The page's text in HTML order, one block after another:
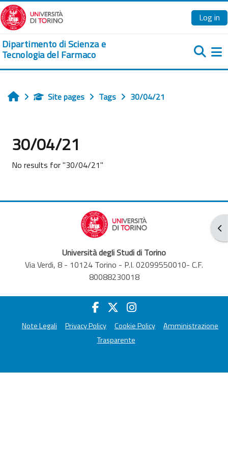
Skip to main content
Log in
Dipartimento di Scienza e
Tecnologia del Farmaco
HomeSite pages Tags 30/04/21
30/04/21
No results for "30/04/21"
Università degli Studi di Torino
Via Verdi, 8 - 10124 Torino - P.I. 02099550010- C.F.
80088230018
Note Legali Privacy Policy Cookie Policy
Amministrazione
Trasparente